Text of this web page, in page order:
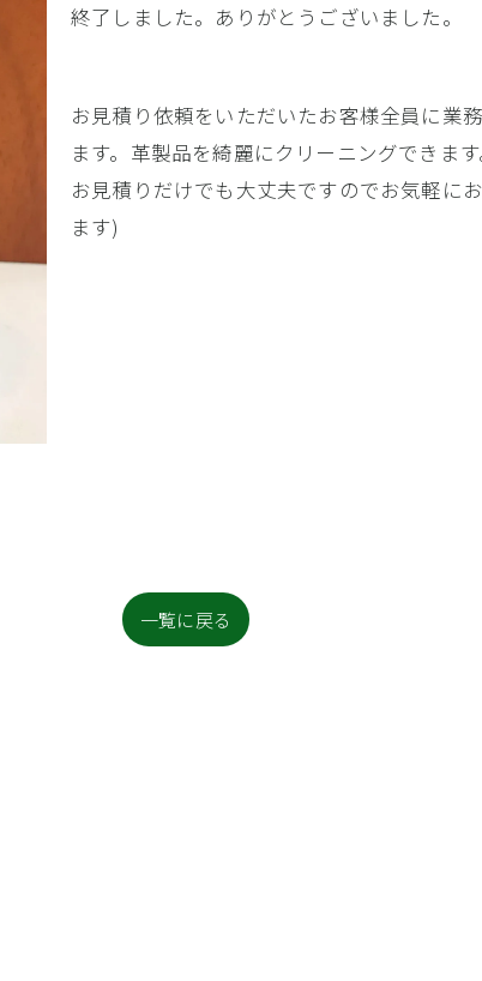
終了しました。ありがとうございました。
お見積り依頼をいただいたお客様全員に業
ます。革製品を綺麗にクリーニングできます
お見積りだけでも大丈夫ですのでお気軽に
ます)
一覧に戻る